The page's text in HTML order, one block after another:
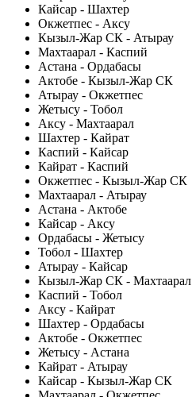
Кайсар - Шахтер
Окжетпес - Аксу
Кызыл-Жар СК - Атырау
Махтаарал - Каспий
Астана - Ордабасы
Актобе - Кызыл-Жар СК
Атырау - Окжетпес
Жетысу - Тобол
Аксу - Махтаарал
Шахтер - Кайрат
Каспий - Кайсар
Кайрат - Каспий
Окжетпес - Кызыл-Жар СК
Махтаарал - Атырау
Астана - Актобе
Кайсар - Аксу
Ордабасы - Жетысу
Тобол - Шахтер
Атырау - Кайсар
Кызыл-Жар СК - Махтаарал
Каспий - Тобол
Аксу - Кайрат
Шахтер - Ордабасы
Актобе - Окжетпес
Жетысу - Астана
Кайрат - Атырау
Кайсар - Кызыл-Жар СК